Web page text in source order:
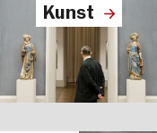
Kunst